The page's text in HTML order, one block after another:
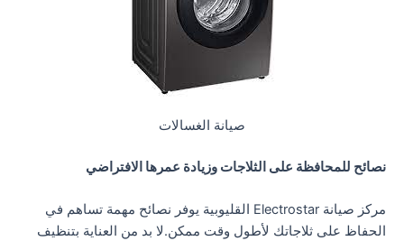
صيانة الغسالات
نصائح للمحافظة على الثلاجات وزيادة عمرها الافتراضي
مركز صيانة Electrostar القليوبية يوفر نصائح مهمة تساهم في
الحفاظ على ثلاجاتك لأطول وقت ممكن.لا بد من العناية بتنظيف